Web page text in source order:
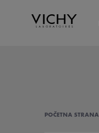
POČETNA STRANA